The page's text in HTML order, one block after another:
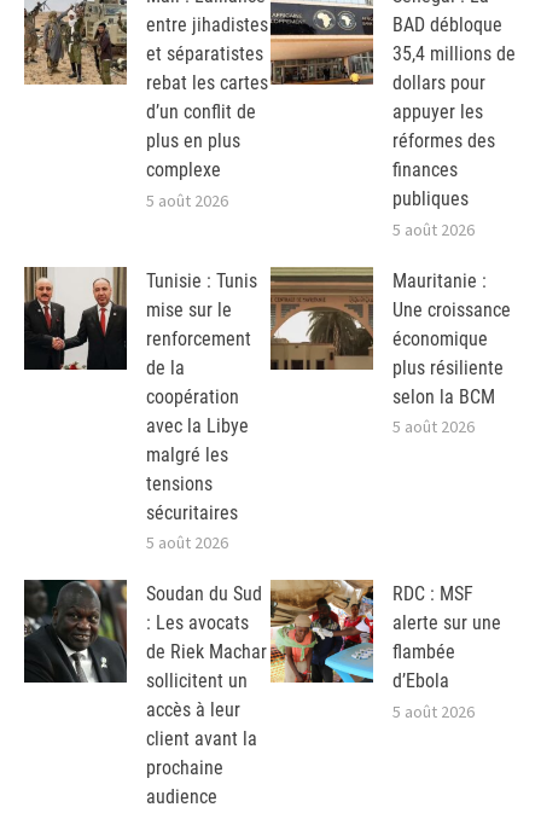
entre jihadistes
et séparatistes
rebat les cartes
d’un conflit de
plus en plus
complexe
5 août 2026
BAD débloque
35,4 millions de
dollars pour
appuyer les
réformes des
finances
publiques
5 août 2026
Tunisie : Tunis
mise sur le
renforcement
de la
coopération
avec la Libye
malgré les
tensions
sécuritaires
5 août 2026
Mauritanie :
Une croissance
économique
plus résiliente
selon la BCM
5 août 2026
Soudan du Sud
: Les avocats
de Riek Machar
sollicitent un
accès à leur
client avant la
prochaine
audience
RDC : MSF
alerte sur une
flambée
d’Ebola
5 août 2026